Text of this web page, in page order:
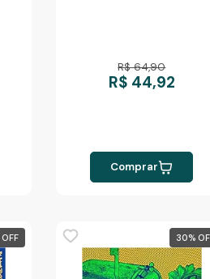
R$ 64,90
R$ 44,92
Comprar
30%